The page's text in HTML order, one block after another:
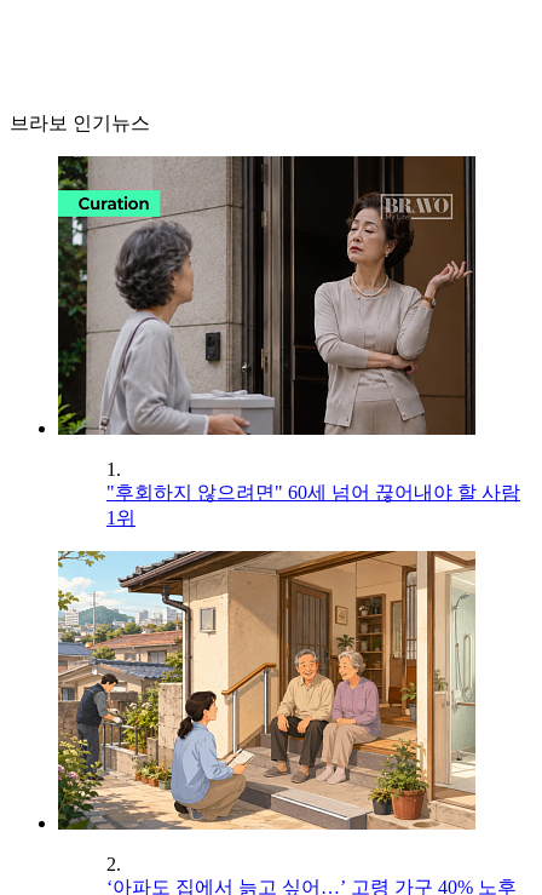
브라보 인기뉴스
1.
"후회하지 않으려면" 60세 넘어 끊어내야 할 사람
1위
2.
‘아파도 집에서 늙고 싶어…’ 고령 가구 40% 노후